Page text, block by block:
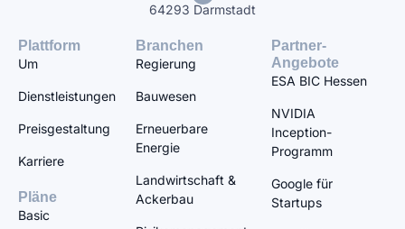
64293 Darmstadt
Plattform
Um
Dienstleistungen
Preisgestaltung
Karriere
Pläne
Basic
Branchen
Regierung
Bauwesen
Erneuerbare
Energie
Landwirtschaft &
Ackerbau
Partner-
Angebote
ESA BIC Hessen
NVIDIA
Inception-
Programm
Google für
Startups